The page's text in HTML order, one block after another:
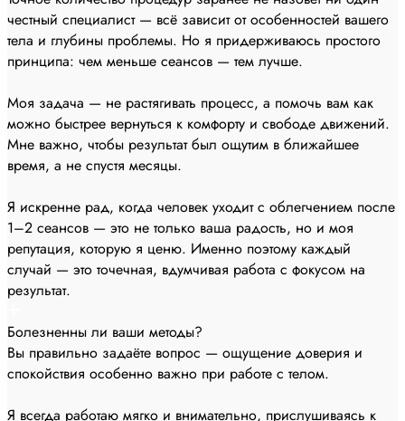
честный специалист — всё зависит от особенностей вашего
тела и глубины проблемы. Но я придерживаюсь простого
принципа: чем меньше сеансов — тем лучше.
Моя задача — не растягивать процесс, а помочь вам как
можно быстрее вернуться к комфорту и свободе движений.
Мне важно, чтобы результат был ощутим в ближайшее
время, а не спустя месяцы.
Я искренне рад, когда человек уходит с облегчением после
1–2 сеансов — это не только ваша радость, но и моя
репутация, которую я ценю. Именно поэтому каждый
случай — это точечная, вдумчивая работа с фокусом на
результат.
Болезненны ли ваши методы?
Вы правильно задаёте вопрос — ощущение доверия и
спокойствия особенно важно при работе с телом.
Я всегда работаю мягко и внимательно, прислушиваясь к